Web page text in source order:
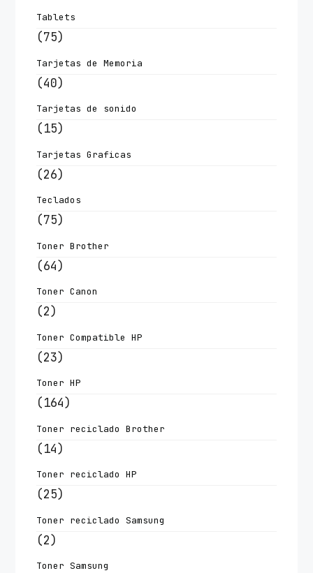
Tablets
(75)
Tarjetas de Memoria
(40)
Tarjetas de sonido
(15)
Tarjetas Graficas
(26)
Teclados
(75)
Toner Brother
(64)
Toner Canon
(2)
Toner Compatible HP
(23)
Toner HP
(164)
Toner reciclado Brother
(14)
Toner reciclado HP
(25)
Toner reciclado Samsung
(2)
Toner Samsung